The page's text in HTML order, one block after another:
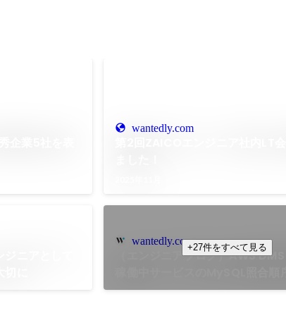
wantedly.com
wantedly.com
（エンジニアブログ）AWS
る
+27件をすべて見る